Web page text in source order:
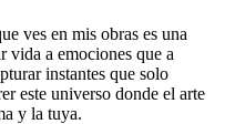
ves en mis obras es una
vida a emociones que a
instantes que solo
este universo donde el arte
y la tuya.